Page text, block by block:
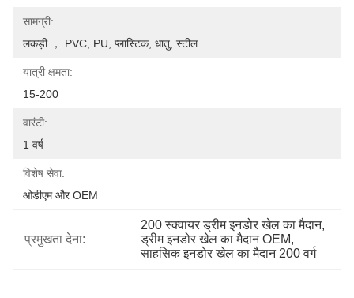
सामग्री:
लकड़ी ， PVC, PU, ​​प्लास्टिक, धातु, स्टील
यात्री क्षमता:
15-200
वारंटी:
1 वर्ष
विशेष सेवा:
ओडीएम और OEM
प्रमुखता देना:
200 स्क्वायर ड्रीम इनडोर खेल का मैदान
ड्रीम इनडोर खेल का मैदान OEM,
साहसिक इनडोर खेल का मैदान 200 वर्ग